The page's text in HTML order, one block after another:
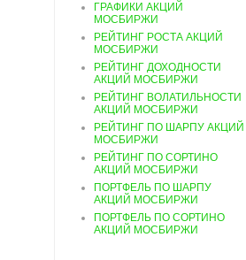
ГРАФИКИ АКЦИЙ
МОСБИРЖИ
РЕЙТИНГ РОСТА АКЦИЙ
МОСБИРЖИ
РЕЙТИНГ ДОХОДНОСТИ
АКЦИЙ МОСБИРЖИ
РЕЙТИНГ ВОЛАТИЛЬНОСТИ
АКЦИЙ МОСБИРЖИ
РЕЙТИНГ ПО ШАРПУ АКЦИЙ
МОСБИРЖИ
РЕЙТИНГ ПО СОРТИНО
АКЦИЙ МОСБИРЖИ
ПОРТФЕЛЬ ПО ШАРПУ
АКЦИЙ МОСБИРЖИ
ПОРТФЕЛЬ ПО СОРТИНО
АКЦИЙ МОСБИРЖИ